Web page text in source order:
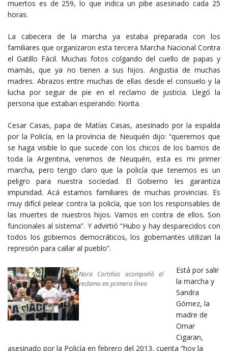
muertos es de 259, lo que indica un pibe asesinado cada 25
horas.
La cabecera de la marcha ya estaba preparada con los
familiares que organizaron esta tercera Marcha Nacional Contra
el Gatillo Fácil. Muchas fotos colgando del cuello de papas y
mamás, que ya no tienen a sus hijos. Angustia de muchas
madres. Abrazos entre muchas de ellas desde el consuelo y la
lucha por seguir de pie en el reclamo de justicia. Llegó la
persona que estaban esperando: Norita.
Cesar Casas, papa de Matías Casas, asesinado por la espalda
por la Policía, en la provincia de Neuquén dijo: “queremos que
se haga visible lo que sucede con los chicos de los barrios de
toda la Argentina, venimos de Neuquén, esta es mi primer
marcha, pero tengo claro que la policía que tenemos es un
peligro para nuestra sociedad. El Gobierno les garantiza
impunidad. Acá estamos familiares de muchas provincias. Es
muy difícil pelear contra la policía, que son los responsables de
las muertes de nuestros hijos. Vamos en contra de ellos. Son
funcionales al sistema”. Y advirtió “Hubo y hay desparecidos con
todos los gobiernos democráticos, los gobernantes utilizan la
represión para callar al pueblo”.
Nora Cortiñas acompañó el
reclamo en primera línea
Está por salir
la marcha y
Sandra
Gómez, la
madre de
Omar
Cigaran,
asesinado por la Policía en febrero del 2013, cuenta “hoy la